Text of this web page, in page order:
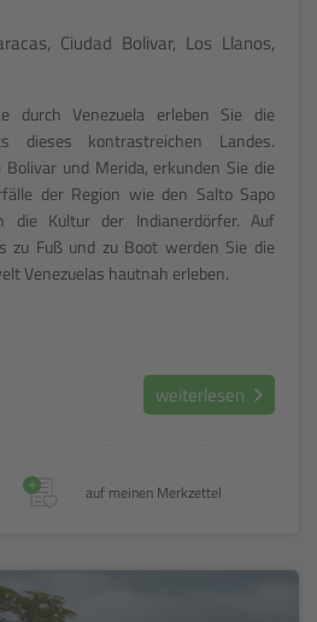
Ciudad Bolivar, Los Llanos,
durch Venezuela erleben Sie die
dieses kontrastreichen Landes.
und Merida, erkunden Sie die
der Region wie den Salto Sapo
Kultur der Indianerdörfer. Auf
zu Fuß und zu Boot werden Sie die
Venezuelas hautnah erleben.
weiterlesen
auf meinen Merkzettel
+